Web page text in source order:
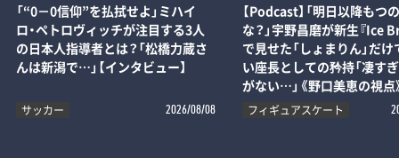
「“0－0信仰”を払拭せよ」ミハイ
ロ・ペトロヴィッチが注目する3人
の日本人指導者とは？「松橋力蔵さ
んは新潟で…」【インタビュー】
サッカー 2026/08/08
【Podcast】「明日以降もつ
な？」宇野昌磨が新生『Ice
で見せた「しょまりん」だ
い座長としての矜持「凄す
がない…」《野口美恵の視点
フィギュアスケート